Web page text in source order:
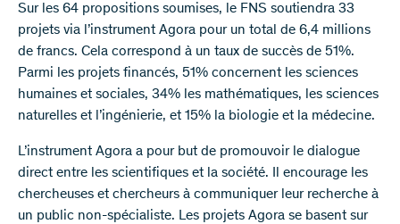
Sur les 64 propositions soumises, le FNS soutiendra 33
projets via l’instrument Agora pour un total de 6,4 millions
de francs. Cela correspond à un taux de succès de 51%.
Parmi les projets financés, 51% concernent les sciences
humaines et sociales, 34% les mathématiques, les sciences
naturelles et l’ingénierie, et 15% la biologie et la médecine.
L’instrument Agora a pour but de promouvoir le dialogue
direct entre les scientifiques et la société. Il encourage les
chercheuses et chercheurs à communiquer leur recherche à
un public non-spécialiste. Les projets Agora se basent sur